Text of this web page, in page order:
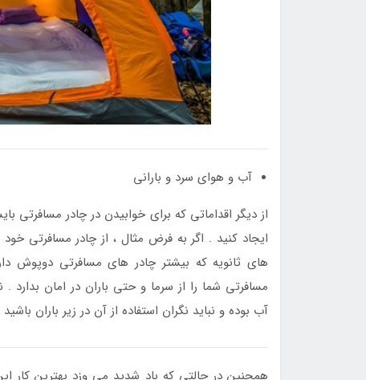
آب و هوای سرد و بارانی
از دیگر اقداماتی که برای خوابیدن در چادر
ایجاد کنید . اگر به فرض مثال ، از چادر مسافرتی
های ثانویه که بیشتر چادر های مسافرتی دوپوش
مسافرتی شما را از سرما و حتی باران در امان
آب بوده و نباید نگران استفاده از آن در زیر باران
همچنین در حالتی که باد شدید می وزد بهترین